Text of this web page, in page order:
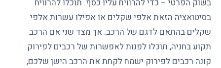
בשוק הפרטי – כדי להרוויח עליו כסף. תוכלו להרוויח
בסיטואציה הזאת אלפי שקלים או אפילו עשרות אלפי
שקלים בהתאם לדגם של הרכב. אך מצד שני אם הרכב
תקוע בחניה, תוכלו לפנות לאפשרות של רכבים לפירוק.
קונה רכבים לפירוק ישמח לקחת את הרכב הישן שלכם,